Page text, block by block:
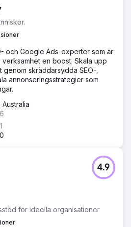
och Google Ads-experter som är
en boost. Skala upp
genom skräddarsydda SEO-,
annonseringsstrategier som
för ideella organisationer
4.9